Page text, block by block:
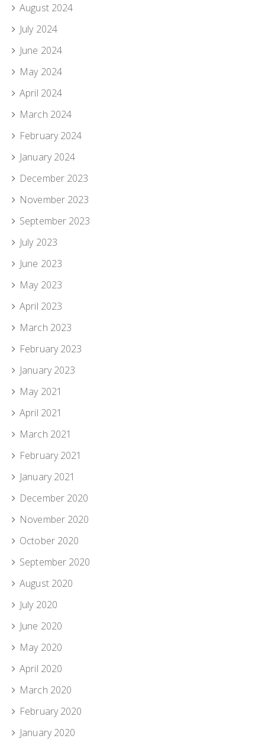
August 2024
July 2024
June 2024
May 2024
April 2024
March 2024
February 2024
January 2024
December 2023
November 2023
September 2023
July 2023
June 2023
May 2023
April 2023
March 2023
February 2023
January 2023
May 2021
April 2021
March 2021
February 2021
January 2021
December 2020
November 2020
October 2020
September 2020
August 2020
July 2020
June 2020
May 2020
April 2020
March 2020
February 2020
January 2020